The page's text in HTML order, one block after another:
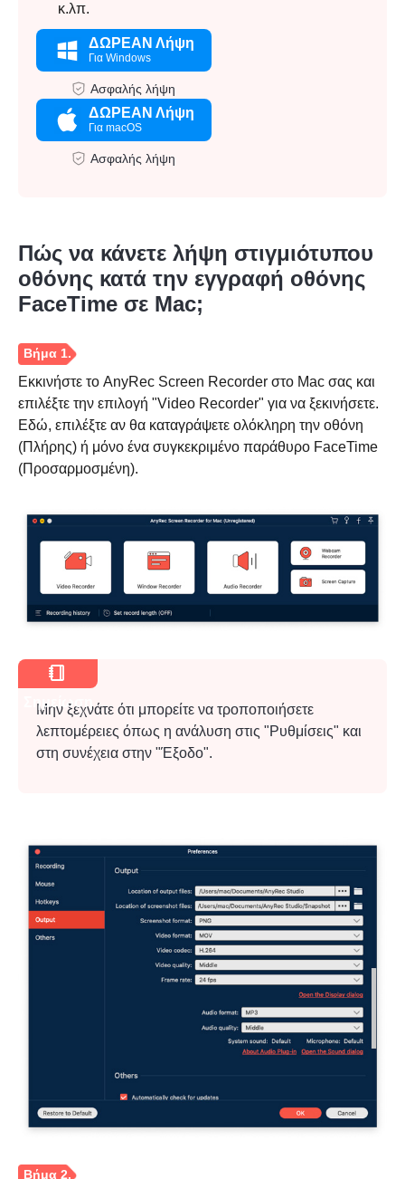
κ.λπ.
ΔΩΡΕΑΝ Λήψη
Για Windows
Ασφαλής λήψη
ΔΩΡΕΑΝ Λήψη
Για macOS
Ασφαλής λήψη
Πώς να κάνετε λήψη στιγμιότυπου
οθόνης κατά την εγγραφή οθόνης
FaceTime σε Mac;
Εκκινήστε το AnyRec Screen Recorder στο Mac σας και
επιλέξτε την επιλογή "Video Recorder" για να ξεκινήσετε.
Εδώ, επιλέξτε αν θα καταγράψετε ολόκληρη την οθόνη
(Πλήρης) ή μόνο ένα συγκεκριμένο παράθυρο FaceTime
(Προσαρμοσμένη).
Σημείωση
Μην ξεχνάτε ότι μπορείτε να τροποποιήσετε
λεπτομέρειες όπως η ανάλυση στις "Ρυθμίσεις" και
στη συνέχεια στην "Έξοδο".